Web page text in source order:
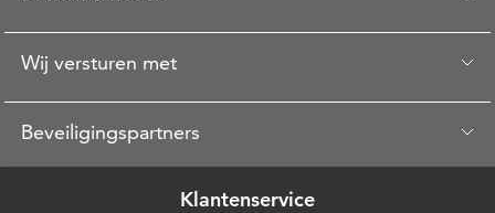
Wij versturen met
Beveiligingspartners
Klantenservice